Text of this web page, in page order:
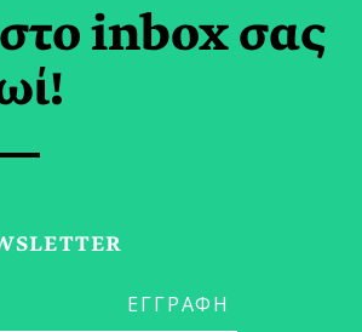
Αλλαγή:
B για τον
inbox σας